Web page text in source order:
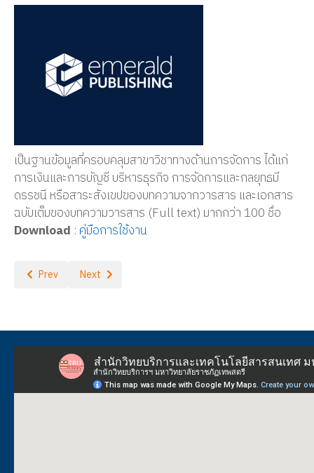
เป็นฐานข้อมูลที่ครอบคลุมสาขาวิชาทางด้านการจัดการ ได้แก่
การเงินและการบัญชี บริหารธุรกิจ การจัดการและกลยุทธมี
ดรรชนี หรือสาระสังเขปของบทความจากวารสาร และเอกสาร
ฉบับเต็มของบทความวารสาร (Full text) มากกว่า 100 ชื่อ
Download : คู่มือการใช้งาน
Previous article: 2ebook Digital Library
Prev Next article: ScienceDirect
Next